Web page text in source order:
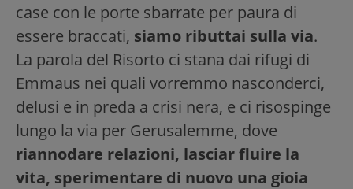
case con le porte sbarrate per paura di
essere braccati, siamo ributtai sulla via.
La parola del Risorto ci stana dai rifugi di
Emmaus nei quali vorremmo nasconderci,
delusi e in preda a crisi nera, e ci risospinge
lungo la via per Gerusalemme, dove
riannodare relazioni, lasciar fluire la
vita, sperimentare di nuovo una gioia